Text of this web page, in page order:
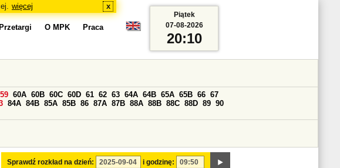
więcej x
Przetargi O MPK Praca
Sprawdź rozkład na dzień: i godzinę:
59 60A 60B 60C 60D 61 62 63 64A 64B 65A 65B 66 67
84A 84B 85A 85B 86 87A 87B 88A 88B 88C 88D 89 90
Piątek
07-08-2026
20:10